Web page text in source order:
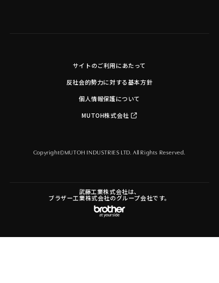
サイトのご利用にあたって
反社会的勢力に対する基本方針
個人情報保護について
MUTOH株式会社
Copyright©MUTOH INDUSTRIES LTD. All Rights Reserved.
武藤工業株式会社は、
ブラザー工業株式会社のグループ会社です。